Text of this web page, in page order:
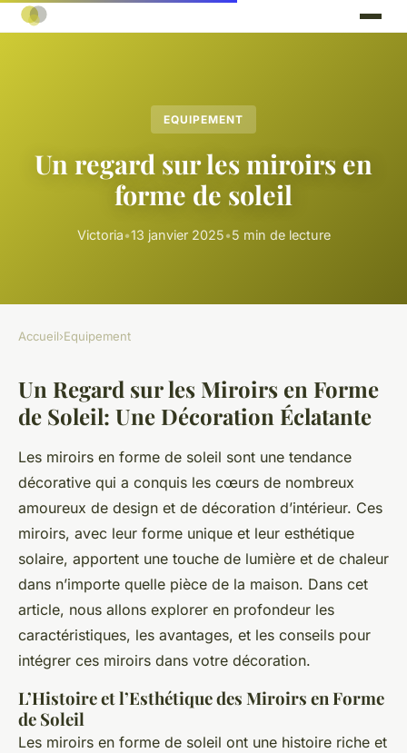
EQUIPEMENT
Un regard sur les miroirs en
forme de soleil
Victoria•13 janvier 2025•5 min de lecture
Accueil›Equipement
Un Regard sur les Miroirs en Forme
de Soleil: Une Décoration Éclatante
Les miroirs en forme de soleil sont une tendance
décorative qui a conquis les cœurs de nombreux
amoureux de design et de décoration d’intérieur. Ces
miroirs, avec leur forme unique et leur esthétique
solaire, apportent une touche de lumière et de chaleur
dans n’importe quelle pièce de la maison. Dans cet
article, nous allons explorer en profondeur les
caractéristiques, les avantages, et les conseils pour
intégrer ces miroirs dans votre décoration.
L’Histoire et l’Esthétique des Miroirs en Forme
de Soleil
Les miroirs en forme de soleil ont une histoire riche et